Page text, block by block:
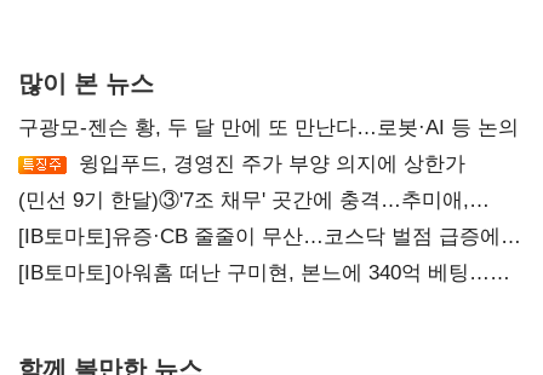
많이 본 뉴스
구광모-젠슨 황, 두 달 만에 또 만난다…로봇·AI 등 논의
윙입푸드, 경영진 주가 부양 의지에 상한가
(민선 9기 한달)③'7조 채무' 곳간에 충격…추미애,
20년만에 '비상재정' 선언 승부수
[IB토마토]유증·CB 줄줄이 무산…코스닥 벌점 급증에
상폐 압박
[IB토마토]아워홈 떠난 구미현, 본느에 340억 베팅…
함께 볼만한 뉴스